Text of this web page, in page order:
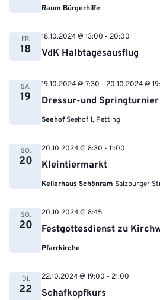
Raum Bürgerhilfe
FR.
18 VdK Halbtagesausflug
18.10.2024 @ 13:00 - 20:00
SA.
19 Dressur-und Springturnier
19.10.2024 @ 7:30 - 20.10.2024 @
SeehofSeehof 1, Petting
SO.
20 Kleintiermarkt
20.10.2024 @ 8:30 - 11:00
Kellerhaus Schönram Salzburger
SO.
20 Festgottesdienst zu
20.10.2024 @ 8:45
Pfarrkirche
DI.
22 Schafkopfkurs
22.10.2024 @ 19:00 - 21:00